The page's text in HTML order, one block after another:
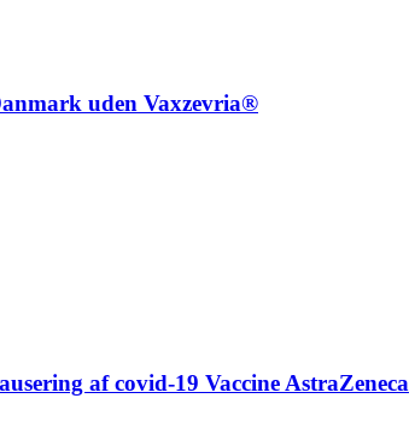
uden Vaxzevria®
af covid-19 Vaccine AstraZeneca